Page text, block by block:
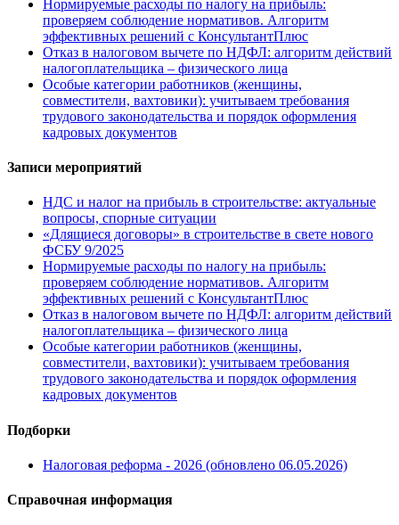
Нормируемые расходы по налогу на прибыль:
проверяем соблюдение нормативов. Алгоритм
эффективных решений с КонсультантПлюс
Отказ в налоговом вычете по НДФЛ: алгоритм действий
налогоплательщика – физического лица
Особые категории работников (женщины,
совместители, вахтовики): учитываем требования
трудового законодательства и порядок оформления
кадровых документов
Записи мероприятий
НДС и налог на прибыль в строительстве: актуальные
вопросы, спорные ситуации
«Длящиеся договоры» в строительстве в свете нового
ФСБУ 9/2025
Нормируемые расходы по налогу на прибыль:
проверяем соблюдение нормативов. Алгоритм
эффективных решений с КонсультантПлюс
Отказ в налоговом вычете по НДФЛ: алгоритм действий
налогоплательщика – физического лица
Особые категории работников (женщины,
совместители, вахтовики): учитываем требования
трудового законодательства и порядок оформления
кадровых документов
Подборки
Налоговая реформа - 2026 (обновлено 06.05.2026)
Справочная информация